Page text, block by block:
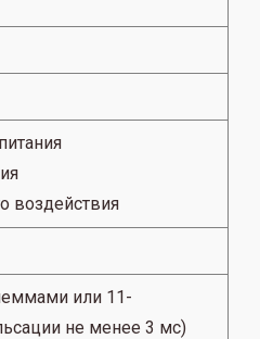
воздействия
или 11-
не менее 3 мс)